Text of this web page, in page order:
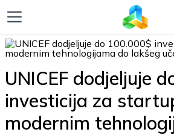
UNICEF dodjeljuje
investicija za
modernim